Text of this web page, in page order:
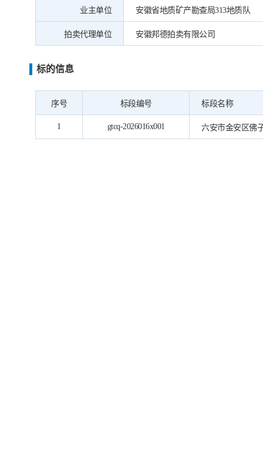
业主单位 安徽省地质矿产勘查局313地质队
拍卖代理单位 安徽邦德拍卖有限公司
标的信息
序号 标段编号 标段名称
1 gtcq-2026016x001 六安市金安区佛